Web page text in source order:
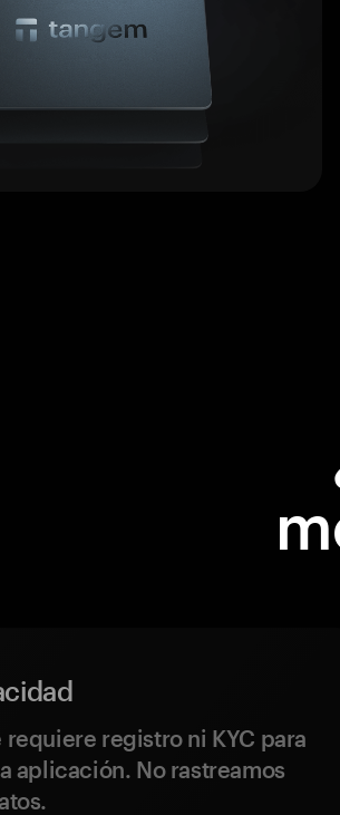
requiere registro ni KYC para
aplicación. No rastreamos